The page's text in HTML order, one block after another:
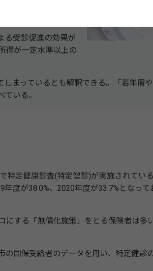
は、受診行動を促
る受診促進の効果が
得が一定水準以上の
まっているとも解釈できる。「若年層
いる。
定健康診査(特定健診)が実施されてい
度が38.0%、2020年度が33.7%となって
する「無償化施策」をとる保険者は多
国保受給者のデータを用い、特定健診